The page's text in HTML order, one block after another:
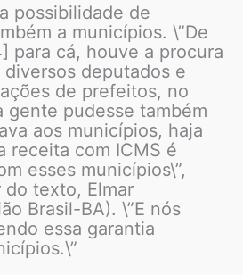
possibilidade de
a municípios. \”De
para cá, houve a procura
deputados e
de prefeitos, no
gente pudesse também
aos municípios, haja
receita com ICMS é
esses municípios\”,
texto, Elmar
Brasil-BA). \”E nós
essa garantia